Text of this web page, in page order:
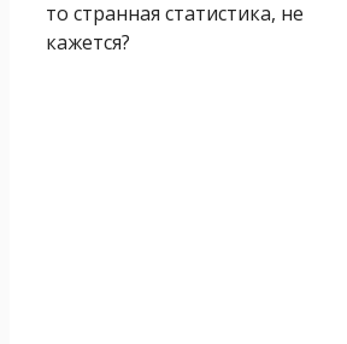
то странная статистика, не
кажется?